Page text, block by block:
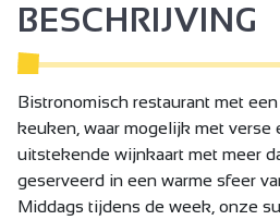
BESCHRIJVING
Bistronomisch restaurant met
keuken, waar mogelijk met verse
uitstekende wijnkaart met meer
geserveerd in een warme sfeer
Middags tijdens de week, onze